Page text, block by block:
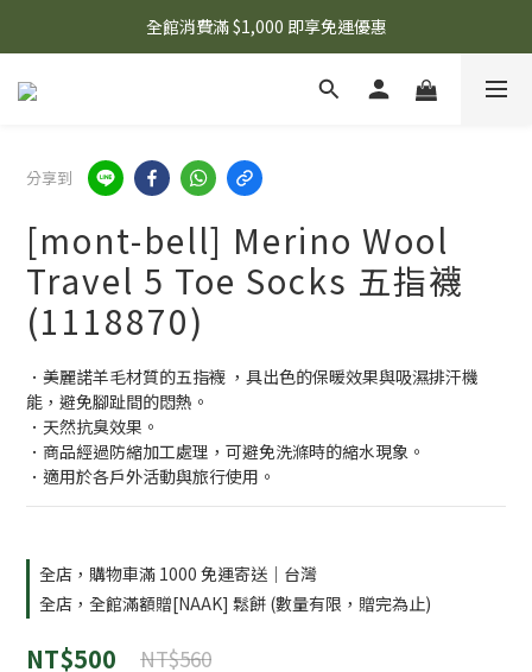
🌟 想知道現在有什麼優惠嗎？ 點擊查看最新優惠！
全館消費滿 $1,000 即享免運優惠
🌟 想知道現在有什麼優惠嗎？ 點擊查看最新優惠！
分享到
[mont-bell] Merino Wool
Travel 5 Toe Socks 五指襪
(1118870)
．美麗諾羊毛材質的五指襪 ，具出色的保暖效果與吸濕排汗機
能，避免腳趾間的悶熱。
．天然抗臭效果。
．商品經過防縮加工處理，可避免洗滌時的縮水現象。
．適用於各戶外活動與旅行使用。
全店，購物車滿 1000 免運寄送｜台灣
全店，全館滿額贈[NAAK] 鬆餅 (數量有限，贈完為止)
NT$500 NT$560